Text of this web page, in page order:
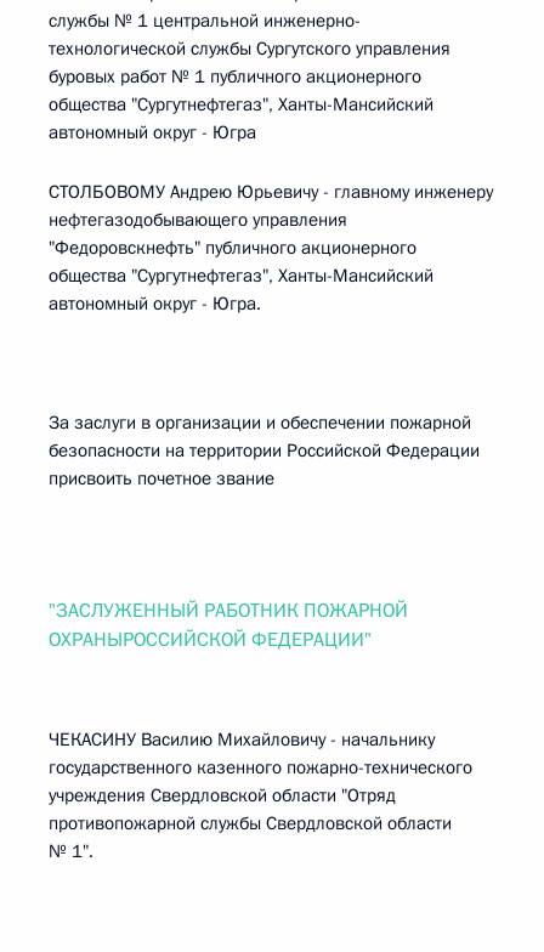
службы № 1 центральной инженерно-
технологической службы Сургутского управления
буровых работ № 1 публичного акционерного
общества "Сургутнефтегаз", Ханты-Мансийский
автономный округ - Югра
СТОЛБОВОМУ Андрею Юрьевичу - главному инженеру
нефтегазодобывающего управления
"Федоровскнефть" публичного акционерного
общества "Сургутнефтегаз", Ханты-Мансийский
автономный округ - Югра.
За заслуги в организации и обеспечении пожарной
безопасности на территории Российской Федерации
присвоить почетное звание
"ЗАСЛУЖЕННЫЙ РАБОТНИК ПОЖАРНОЙ
ОХРАНЫРОССИЙСКОЙ ФЕДЕРАЦИИ"
ЧЕКАСИНУ Василию Михайловичу - начальнику
государственного казенного пожарно-технического
учреждения Свердловской области "Отряд
противопожарной службы Свердловской области
№ 1".